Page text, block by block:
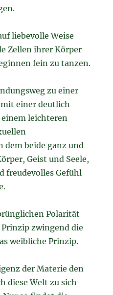
liebevolle Weise
Zellen ihrer Körper
fein zu tanzen.
zu einer
einer deutlich
leichteren
dem beide ganz und
Geist und Seele,
freudevolles Gefühl
Polarität
zwingend die
weibliche Prinzip.
der Materie den
diese Welt zu sich